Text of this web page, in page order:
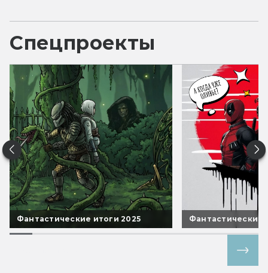
Спецпроекты
Фантастические итоги 2025 Фантастические